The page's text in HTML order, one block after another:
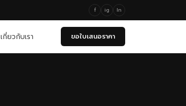
f ig ln
เกี่ยวกับเรา ขอใบเสนอราคา